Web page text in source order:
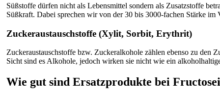
Süßstoffe dürfen nicht als Lebensmittel sondern als Zusatzstoffe
Süßkraft. Dabei sprechen wir von der 30 bis 3000-fachen Stärke
Zuckeraustauschstoffe (Xylit, Sorbit, Erythrit)
Zuckeraustauschstoffe bzw. Zuckeralkohole zählen ebenso zu den
Sicht sind es Alkohole, jedoch wirken sie nicht wie ein
Wie gut sind Ersatzprodukte bei